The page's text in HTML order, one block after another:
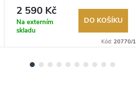
Autorizovaný prodejce.
2 590 Kč
Na externím
skladu
DO KOŠÍKU
Kód: 20770/1